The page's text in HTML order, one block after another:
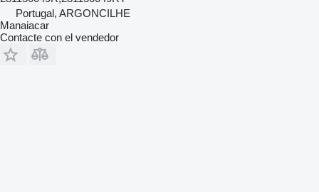
Portugal, ARGONCILHE
Manaiacar
Contacte con el vendedor